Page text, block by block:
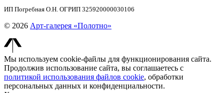
ИП Погребная О.Н. ОГРИП 325920000030106
© 2026 Арт-галерея «Полотно»
Мы используем cookie-файлы для функционирования сайта.
Продолжив использование сайта, вы соглашаетесь с
политикой использования файлов cookie, обработки
персональных данных и конфиденциальности.